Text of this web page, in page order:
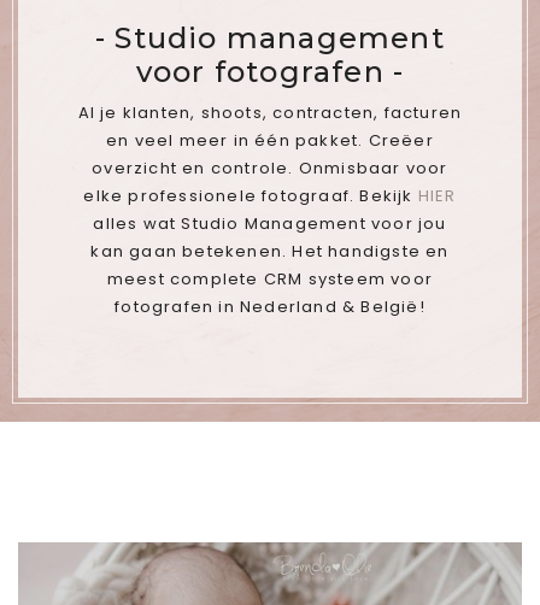
- Studio management
voor fotografen -
Al je klanten, shoots, contracten, facturen
en veel meer in één pakket. Creëer
overzicht en controle. Onmisbaar voor
elke professionele fotograaf. Bekijk HIER
alles wat Studio Management voor jou
kan gaan betekenen. Het handigste en
meest complete CRM systeem voor
fotografen in Nederland & België!